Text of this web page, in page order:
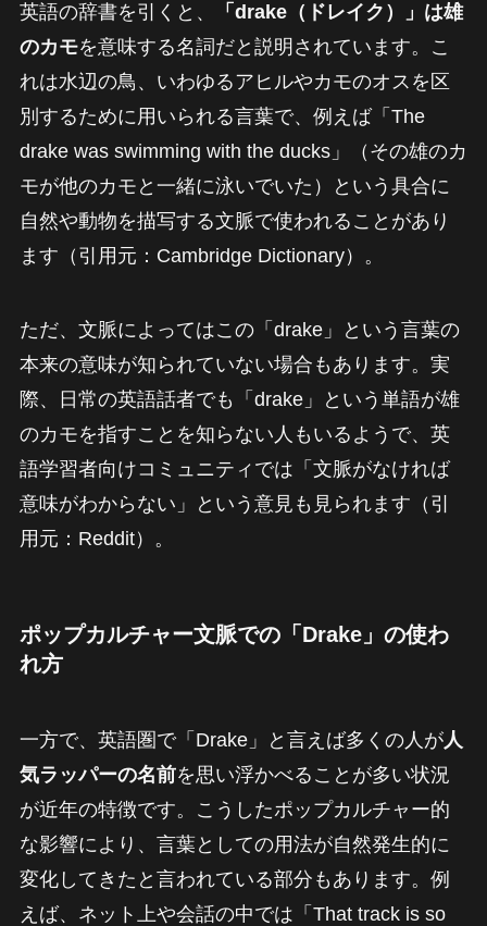
英語の辞書を引くと、
「drake（ドレイク）」は雄
のカモを意味する名詞だと説明されています。こ
れは水辺の鳥、いわゆるアヒルやカモのオスを区
別するために用いられる言葉で、例えば「The
drake was swimming with the ducks」（その雄のカ
モが他のカモと一緒に泳いでいた）という具合に
自然や動物を描写する文脈で使われることがあり
ます（引用元：Cambridge Dictionary）。
ただ、文脈によってはこの「drake」という言葉の
本来の意味が知られていない場合もあります。実
際、日常の英語話者でも「drake」という単語が雄
のカモを指すことを知らない人もいるようで、英
語学習者向けコミュニティでは「文脈がなければ
意味がわからない」という意見も見られます（引
用元：Reddit）。
ポップカルチャー文脈での「Drake」の使わ
れ方
一方で、英語圏で「Drake」と言えば多くの人が人
気ラッパーの名前を思い浮かべることが多い状況
が近年の特徴です。こうしたポップカルチャー的
な影響により、言葉としての用法が自然発生的に
変化してきたと言われている部分もあります。例
えば、ネット上や会話の中では「That track is so